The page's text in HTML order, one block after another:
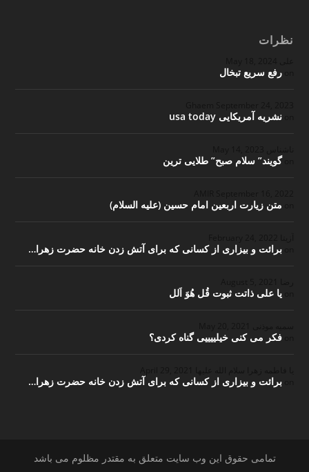
نظرات
رفع سریع تبخال
نشریه آمریکایی usa today
گویند” سلام صبح” طلایی ترین
متن زیارت اربعین امام حسین (علیه السلام)
برائت و بیزاری از کسانی که برای آتش زدن خانه حضرت زهرا…
یا علی ذاتت ثبوت قُل هُوَ اَلل
فکر می کنی خیلییییی گناه کردی؟
برائت و بیزاری از کسانی که برای آتش زدن خانه حضرت زهرا…
تمامی حقوق این وب سایت متعلق به مقتدر مظلوم می باشد